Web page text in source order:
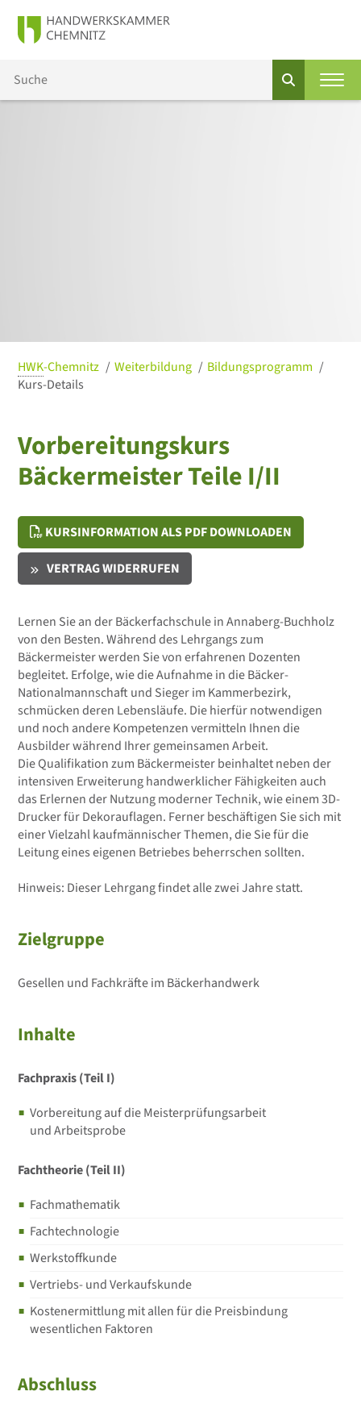
HWK-Chemnitz Weiterbildung
Bildungsprogramm
Kurs-Details
Vorbereitungskurs
Bäckermeister Teile I/II
KURSINFORMATION ALS PDF DOWNLOADEN
VERTRAG WIDERRUFEN
Lernen Sie an der Bäckerfachschule in Annaberg-Buchholz
von den Besten. Während des Lehrgangs zum
Bäckermeister werden Sie von erfahrenen Dozenten
begleitet. Erfolge, wie die Aufnahme in die Bäcker-
Nationalmannschaft und Sieger im Kammerbezirk,
schmücken deren Lebensläufe. Die hierfür notwendigen
und noch andere Kompetenzen vermitteln Ihnen die
Ausbilder während Ihrer gemeinsamen Arbeit.
Die Qualifikation zum Bäckermeister beinhaltet neben der
intensiven Erweiterung handwerklicher Fähigkeiten auch
das Erlernen der Nutzung moderner Technik, wie einem 3D-
Drucker für Dekorauflagen. Ferner beschäftigen Sie sich mit
einer Vielzahl kaufmännischer Themen, die Sie für die
Leitung eines eigenen Betriebes beherrschen sollten.
Hinweis: Dieser Lehrgang findet alle zwei Jahre statt.
Zielgruppe
Gesellen und Fachkräfte im Bäckerhandwerk
Inhalte
Fachpraxis (Teil I)
Vorbereitung auf die Meisterprüfungsarbeit
und Arbeitsprobe
Fachtheorie (Teil II)
Fachmathematik
Fachtechnologie
Werkstoffkunde
Vertriebs- und Verkaufskunde
Kostenermittlung mit allen für die Preisbindung
wesentlichen Faktoren
Abschluss